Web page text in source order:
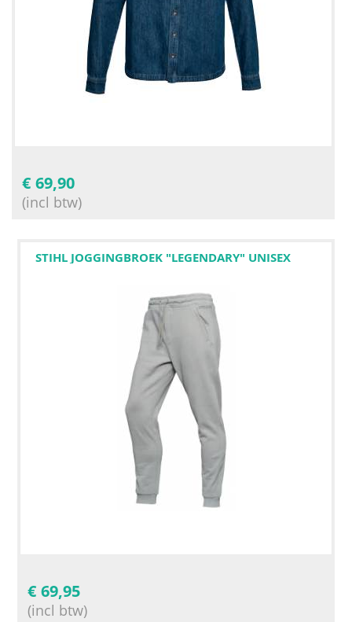
€ 69,90
(incl btw)
STIHL JOGGINGBROEK "LEGENDARY" UNISEX
€ 69,95
(incl btw)